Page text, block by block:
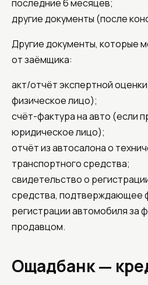
последние 6 месяцев;
другие документы (после
Другие документы, которые
от заёмщика:
акт/отчёт экспертной
физическое лицо);
счёт-фактура на авто (если
юридическое лицо);
отчёт из автосалона о
транспортного средства;
свидетельство о
средства, подтверждающее
регистрации автомобиля за
продавцом.
Ощадбанк —